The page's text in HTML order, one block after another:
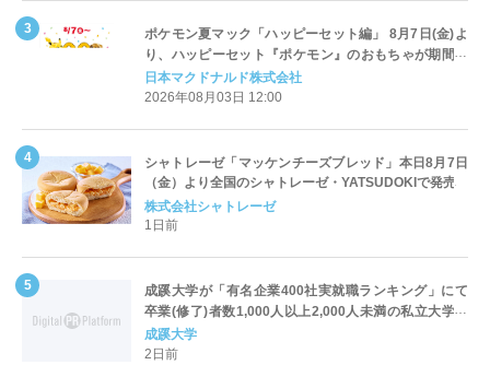
ポケモン夏マック「ハッピーセット編」 8月7日(金)よ
り、ハッピーセット『ポケモン』のおもちゃが期間限
定登場
日本マクドナルド株式会社
2026年08月03日 12:00
シャトレーゼ「マッケンチーズブレッド」本日8月7日
（金）より全国のシャトレーゼ・YATSUDOKIで発売
株式会社シャトレーゼ
1日前
成蹊大学が「有名企業400社実就職ランキング」にて
卒業(修了)者数1,000人以上2,000人未満の私立大学で
全国第1位を獲得！～実就職率は26.5%（前年比＋
4.3pt）に伸長、東京の私立大学でも10位にランクイン
成蹊大学
2日前